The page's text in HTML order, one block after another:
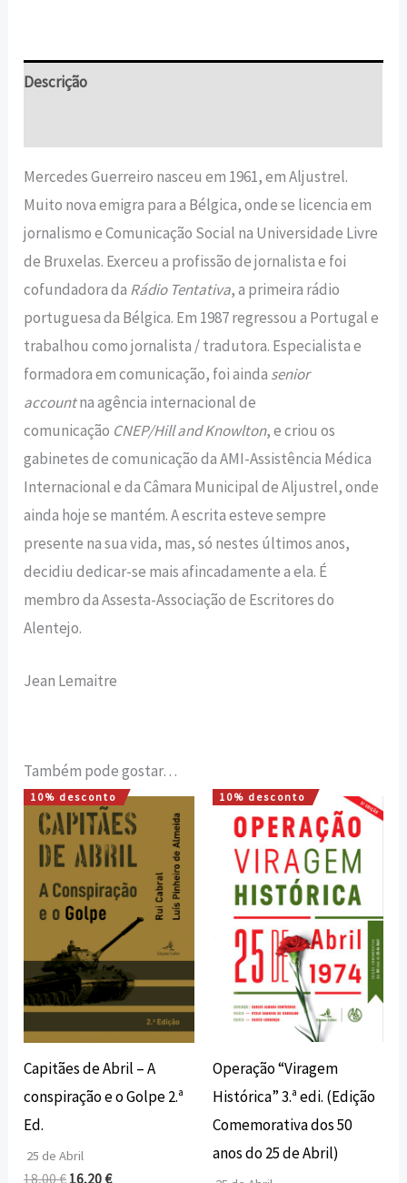
Descrição
Mercedes Guerreiro nasceu em 1961, em Aljustrel.
Muito nova emigra para a Bélgica, onde se licencia em
jornalismo e Comunicação Social na Universidade Livre
de Bruxelas. Exerceu a profissão de jornalista e foi
cofundadora da Rádio Tentativa, a primeira rádio
portuguesa da Bélgica. Em 1987 regressou a Portugal e
trabalhou como jornalista / tradutora. Especialista e
formadora em comunicação, foi ainda senior
accountna agência internacional de
comunicação CNEP/Hill and Knowlton, e criou os
gabinetes de comunicação da AMI-Assistência Médica
Internacional e da Câmara Municipal de Aljustrel, onde
ainda hoje se mantém. A escrita esteve sempre
presente na sua vida, mas, só nestes últimos anos,
decidiu dedicar-se mais afincadamente a ela. É
membro da Assesta-Associação de Escritores do
Alentejo.
Jean Lemaitre
Também pode gostar…
10% desconto
Capitães de Abril – A
conspiração e o Golpe 2.ª
Ed.
25 de Abril
18,00€
O
preço
original
era:
18,00 €.
16,20€
O
preço
atual
é:
16,20 €.
10% desconto
Operação “Viragem
Histórica” 3.ª edi. (Edição
Comemorativa dos 50
anos do 25 de Abril)
O
preço
original
era:
25,00 €.
O
preço
atual
é:
22,50 €.